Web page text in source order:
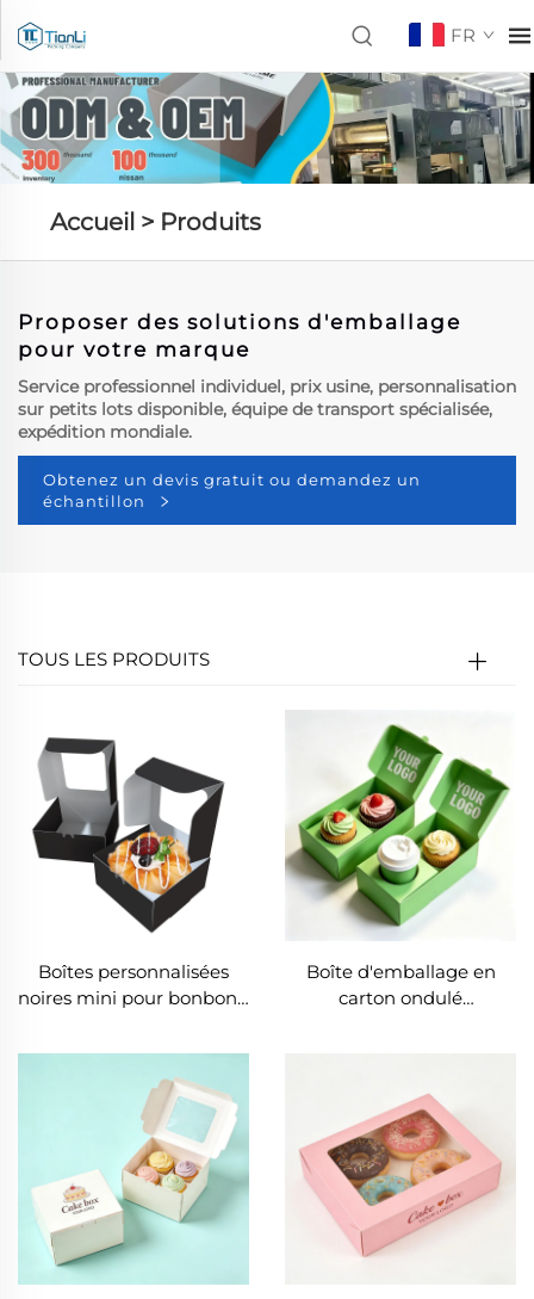
FR
Accueil > Produits
Proposer des solutions d'emballage
pour votre marque
Service professionnel individuel, prix usine, personnalisation
sur petits lots disponible, équipe de transport spécialisée,
expédition mondiale.
Obtenez un devis gratuit ou demandez un
échantillon
TOUS LES PRODUITS
Boîtes personnalisées
noires mini pour bonbons,
et cupcakes, boîte en
papier pour desserts et
boulangerie avec fenêtre
Boîte d'emballage en
carton ondulé
à jus, café ou boisson avec
plateau en papier intégré,
pratique pour les cafés